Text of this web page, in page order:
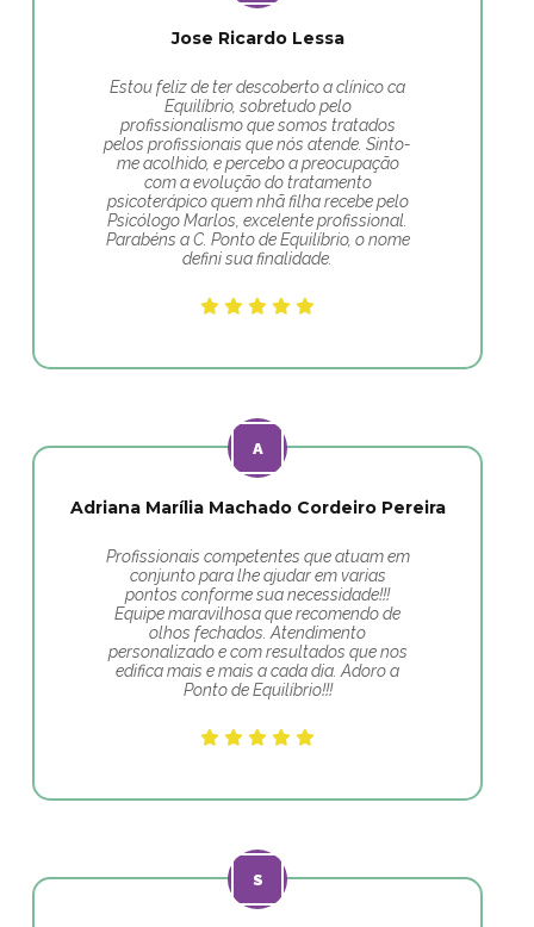
Jose Ricardo Lessa
Estou feliz de ter descoberto a clínico ca
Equilíbrio, sobretudo pelo
profissionalismo que somos tratados
pelos profissionais que nós atende. Sinto-
me acolhido, e percebo a preocupação
com a evolução do tratamento
psicoterápico quem nhã filha recebe pelo
Psicólogo Marlos, excelente profissional.
Parabéns a C. Ponto de Equilíbrio, o nome
defini sua finalidade.
Adriana Marília Machado Cordeiro Pereira
Profissionais competentes que atuam em
conjunto para lhe ajudar em varias
pontos conforme sua necessidade!!!
Equipe maravilhosa que recomendo de
olhos fechados. Atendimento
personalizado e com resultados que nos
edifica mais e mais a cada dia. Adoro a
Ponto de Equilíbrio!!!